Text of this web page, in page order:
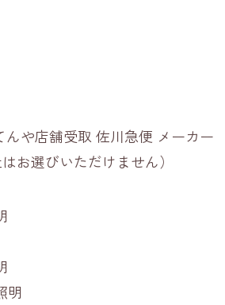
んや店舗受取 佐川急便 メーカー
お選びいただけません）
明